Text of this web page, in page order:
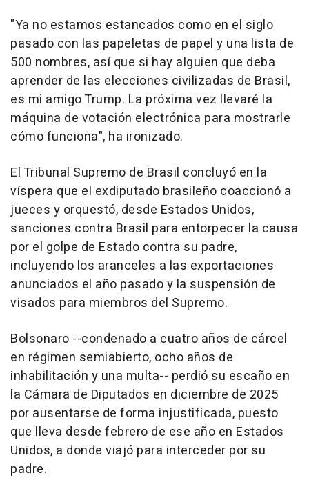
"Ya no estamos estancados como en el siglo
pasado con las papeletas de papel y una lista de
500 nombres, así que si hay alguien que deba
aprender de las elecciones civilizadas de Brasil,
es mi amigo Trump. La próxima vez llevaré la
máquina de votación electrónica para mostrarle
cómo funciona", ha ironizado.
El Tribunal Supremo de Brasil concluyó en la
víspera que el exdiputado brasileño coaccionó a
jueces y orquestó, desde Estados Unidos,
sanciones contra Brasil para entorpecer la causa
por el golpe de Estado contra su padre,
incluyendo los aranceles a las exportaciones
anunciados el año pasado y la suspensión de
visados para miembros del Supremo.
Bolsonaro --condenado a cuatro años de cárcel
en régimen semiabierto, ocho años de
inhabilitación y una multa-- perdió su escaño en
la Cámara de Diputados en diciembre de 2025
por ausentarse de forma injustificada, puesto
que lleva desde febrero de ese año en Estados
Unidos, a donde viajó para interceder por su
padre.